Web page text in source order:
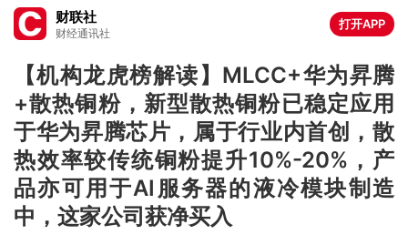
财联社
财经通讯社
打开APP
【机构龙虎榜解读】MLCC+华为昇腾
+散热铜粉，新型散热铜粉已稳定应用
于华为昇腾芯片，属于行业内首创，散
热效率较传统铜粉提升10%-20%，产
品亦可用于AI服务器的液冷模块制造
中，这家公司获净买入